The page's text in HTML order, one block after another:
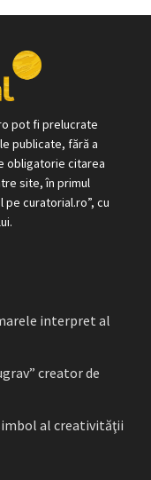
pot fi prelucrate
publicate, fără a
obligatorie citarea
site, în primul
curatorial.ro”, cu
interpret al
creator de
al creativităţii